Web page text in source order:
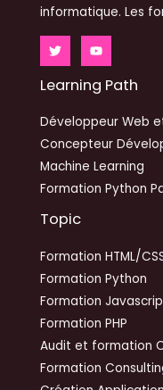
informatique. Les
Learning Path
Développeur Web
Concepteur
Machine Learning
Formation Python
Topic
Formation HTML/
Formation Python
Formation
Formation PHP
Audit et formation
Formation